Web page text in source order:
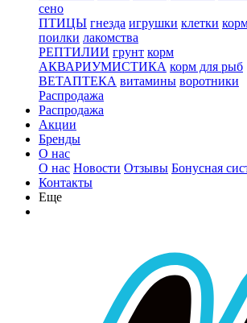
сено
ПТИЦЫ гнезда игрушки клетки
поилки лакомства
РЕПТИЛИИ грунт корм
АКВАРИУМИСТИКА корм для рыб
ВЕТАПТЕКА витамины воротники
Распродажа
Распродажа
Акции
Бренды
О нас
О нас Новости Отзывы Бонусная
Контакты
Еще